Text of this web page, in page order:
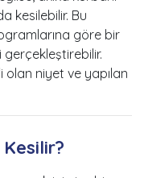
kesilebilir. Bu
göre bir
niyet ve yapılan